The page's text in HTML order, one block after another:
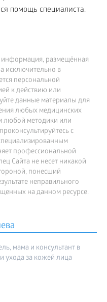
помощь специалиста.
размещённая
исключительно в
персональной
к действию или
данные материалы для
любых медицинских
любой методики или
с
профессиональной
Сайта не несет никакой
понесший
неправильного
на данном ресурсе.
мама и консультант в
ухода за кожей лица